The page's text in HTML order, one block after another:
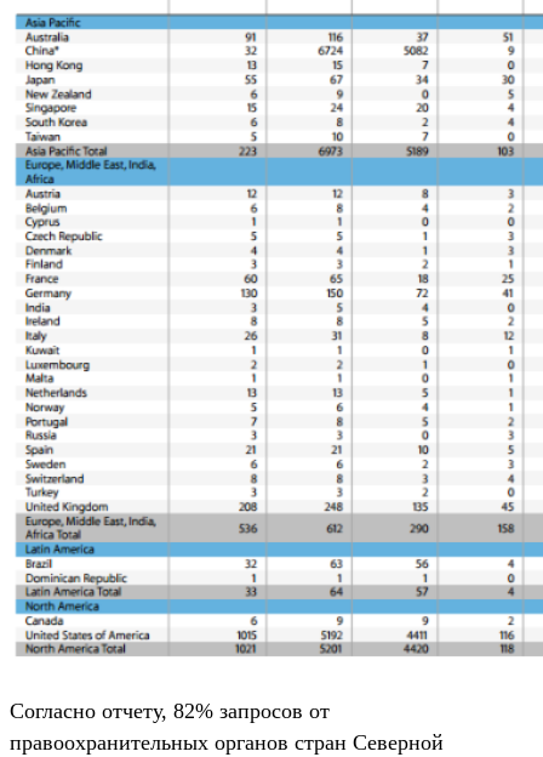
Согласно отчету, 82% запросов от
правоохранительных органов стран Северной